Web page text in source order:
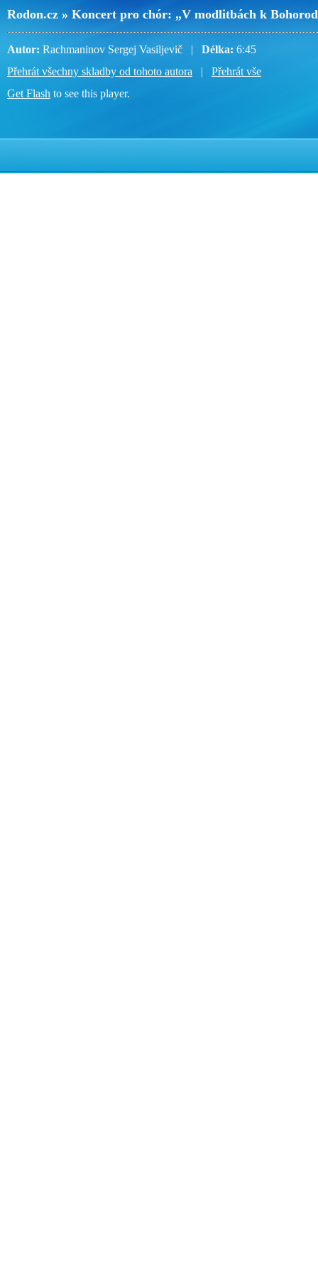
Rodon.cz » Koncert pro chór: „V modlitbách k
Autor: Rachmaninov Sergej Vasiljevič | Délka: 6:45
Přehrát všechny skladby od tohoto autora | Přehrát vše
Get Flash to see this player.